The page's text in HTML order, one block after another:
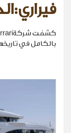
بالكامل في